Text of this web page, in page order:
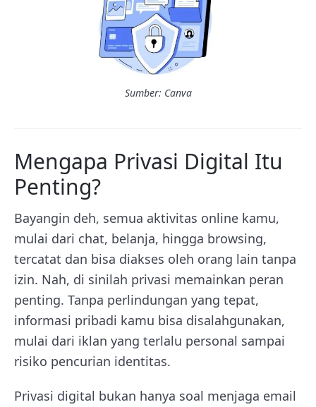
Sumber: Canva
Mengapa Privasi Digital Itu
Penting?
Bayangin deh, semua aktivitas online kamu,
mulai dari chat, belanja, hingga browsing,
tercatat dan bisa diakses oleh orang lain tanpa
izin. Nah, di sinilah privasi memainkan peran
penting. Tanpa perlindungan yang tepat,
informasi pribadi kamu bisa disalahgunakan,
mulai dari iklan yang terlalu personal sampai
risiko pencurian identitas.
Privasi digital bukan hanya soal menjaga email